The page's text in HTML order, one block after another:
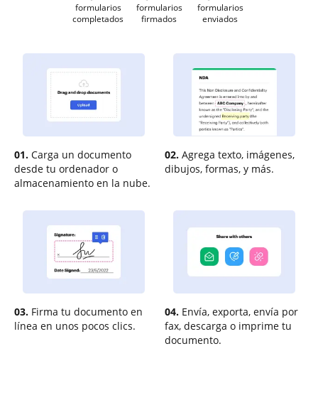
formularios
completados
formularios
firmados
formularios
enviados
01. Carga un documento
desde tu ordenador o
almacenamiento en la nube.
02. Agrega texto, imágenes,
dibujos, formas, y más.
03. Firma tu documento en
línea en unos pocos clics.
04. Envía, exporta, envía por
fax, descarga o imprime tu
documento.